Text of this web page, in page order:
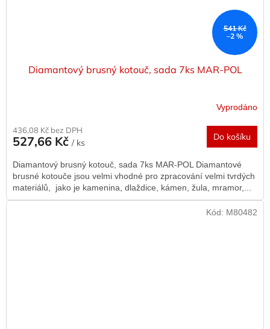
541 Kč
–2 %
Diamantový brusný kotouč, sada 7ks MAR-POL
Vyprodáno
436,08 Kč bez DPH
527,66 Kč / ks
Do košíku
Diamantový brusný kotouč, sada 7ks MAR-POL Diamantové
brusné kotouče jsou velmi vhodné pro zpracování velmi tvrdých
materiálů, jako je kamenina, dlaždice, kámen, žula, mramor,...
Kód: M80482